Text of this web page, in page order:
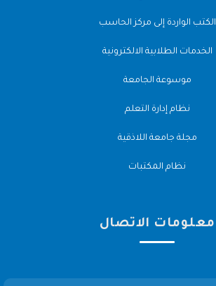
الكتب الواردة إلى مركز الحاسب
الخدمات الطلابية الالكترونية
موسوعة الجامعة
نظام إدارة التعلم
مجلة جامعة اللاذقية
نظام المكتبات
معلومات الاتصال